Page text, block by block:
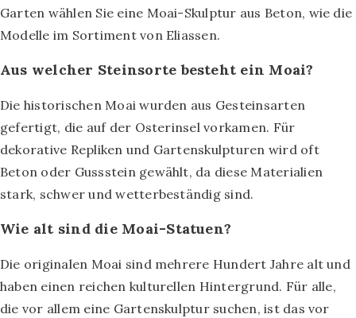
Garten wählen Sie eine Moai-Skulptur aus Beton, wie die
Modelle im Sortiment von Eliassen.
Aus welcher Steinsorte besteht ein Moai?
Die historischen Moai wurden aus Gesteinsarten
gefertigt, die auf der Osterinsel vorkamen. Für
dekorative Repliken und Gartenskulpturen wird oft
Beton oder Gussstein gewählt, da diese Materialien
stark, schwer und wetterbeständig sind.
Wie alt sind die Moai-Statuen?
Die originalen Moai sind mehrere Hundert Jahre alt und
haben einen reichen kulturellen Hintergrund. Für alle,
die vor allem eine Gartenskulptur suchen, ist das vor